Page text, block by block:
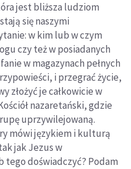
jest bliższa ludziom
się naszymi
w kim lub w czym
czy też w posiadanych
w magazynach pełnych
i przegrać życie,
złożyć je całkowicie w
nazaretański, gdzie
uprzywilejowaną.
mówi językiem i kulturą
jak Jezus w
tego doświadczyć? Podam